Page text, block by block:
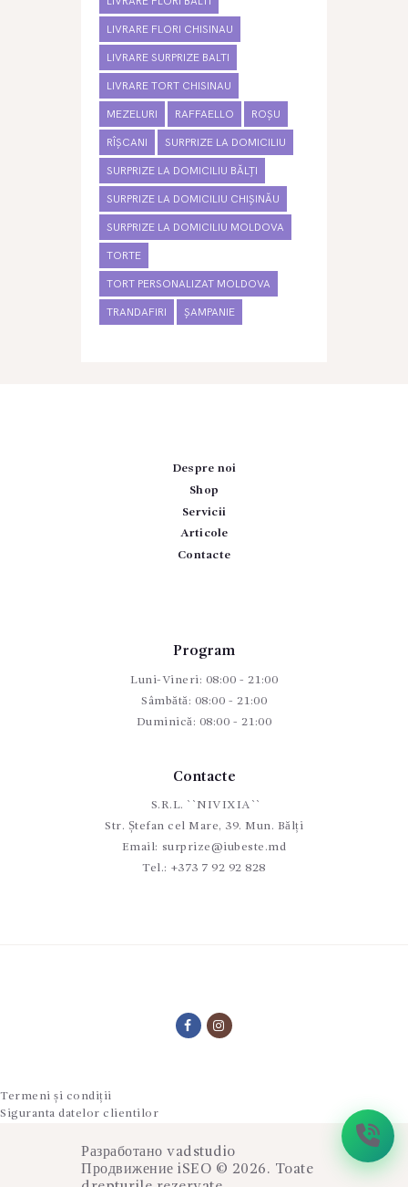
LIVRARE FLORI CHISINAU
LIVRARE SURPRIZE BALTI
LIVRARE TORT CHISINAU
MEZELURI RAFFAELLO ROȘU
RÎȘCANI SURPRIZE LA DOMICILIU
SURPRIZE LA DOMICILIU BĂLȚI
SURPRIZE LA DOMICILIU CHIȘINĂU
SURPRIZE LA DOMICILIU MOLDOVA
TORTE
TORT PERSONALIZAT MOLDOVA
TRANDAFIRI ȘAMPANIE
Despre noi
Shop
Servicii
Articole
Contacte
Program
Luni-Vineri: 08:00 - 21:00
Sâmbătă: 08:00 - 21:00
Duminică: 08:00 - 21:00
Contacte
S.R.L. ``NIVIXIA``
Str. Ștefan cel Mare, 39. Mun. Bălți
Email: surprize@iubeste.md
Tel.: +373 7 92 92 828
Termeni și condiții
Siguranta datelor clientilor
Разработано vadstudio
Продвижение iSEO © 2026. Toate